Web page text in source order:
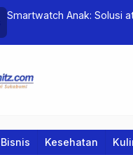
Smartwatch Anak: Solusi
Bisnis Kesehatan